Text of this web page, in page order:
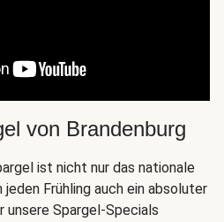
von Brandenburg
ist nicht nur das nationale
jeden Frühling auch ein absoluter
unsere Spargel-Specials